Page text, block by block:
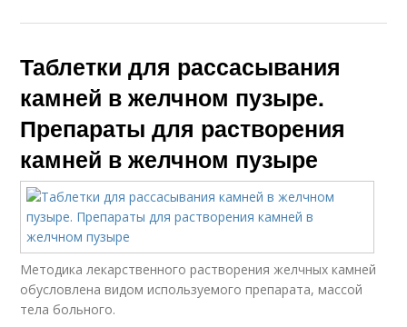
Таблетки для рассасывания
камней в желчном пузыре.
Препараты для растворения
камней в желчном пузыре
Методика лекарственного растворения желчных камней
обусловлена видом используемого препарата, массой
тела больного.